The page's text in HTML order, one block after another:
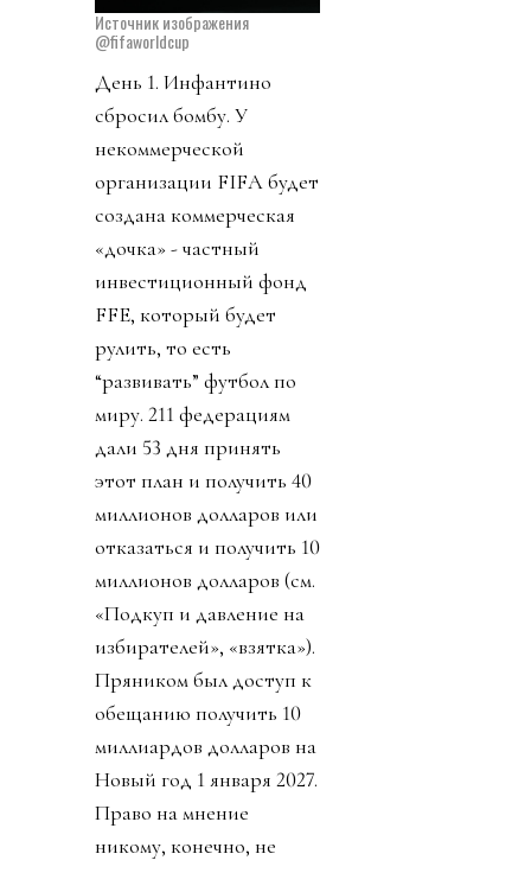
Источник изображения
@fifaworldcup
День 1. Инфантино
сбросил бомбу. У
некоммерческой
организации FIFA будет
создана коммерческая
«дочка» - частный
инвестиционный фонд
FFE, который будет
рулить, то есть
“развивать” футбол по
миру. 211 федерациям
дали 53 дня принять
этот план и получить 40
миллионов долларов или
отказаться и получить 10
миллионов долларов (см.
«Подкуп и давление на
избирателей», «взятка»).
Пряником был доступ к
обещанию получить 10
миллиардов долларов на
Новый год 1 января 2027.
Право на мнение
никому, конечно, не